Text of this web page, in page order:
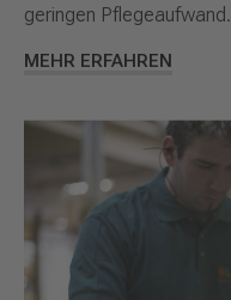
geringen Pflegeaufwand.
MEHR ERFAHREN